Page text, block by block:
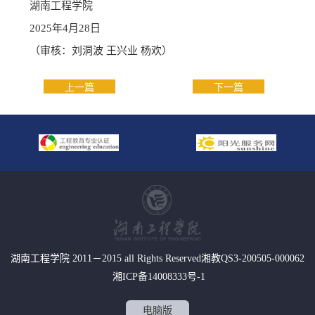
湖南工程学院
2025年4月28日
（审核：刘洞波 王兴业 杨欢）
上一篇 下一篇
湖南工程学院 2011－2015 all Rights Reserved湘教QS3-200505-000062
湘ICP备14008333号-1
电脑版